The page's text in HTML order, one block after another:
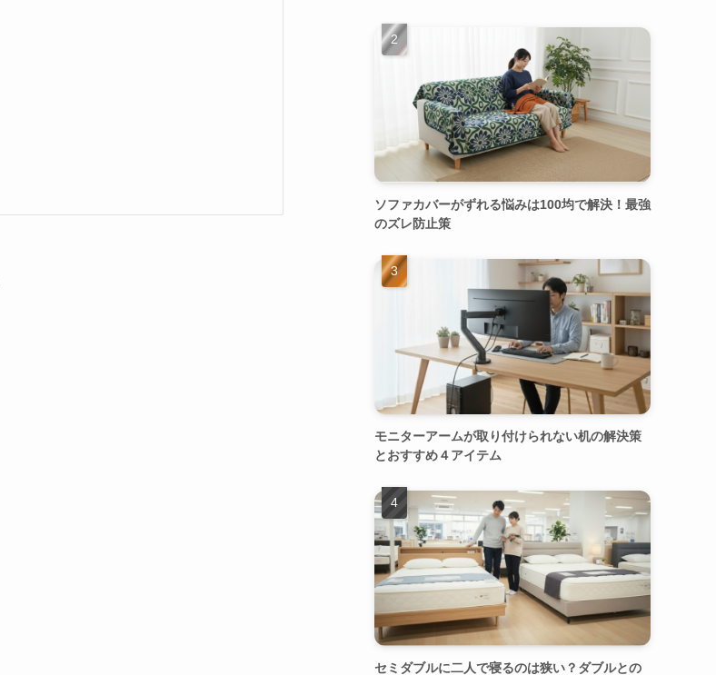
ソファカバーがずれる悩みは100均で解決！最強
のズレ防止策
モニターアームが取り付けられない机の解決策
とおすすめ４アイテム
セミダブルに二人で寝るのは狭い？ダブルとの